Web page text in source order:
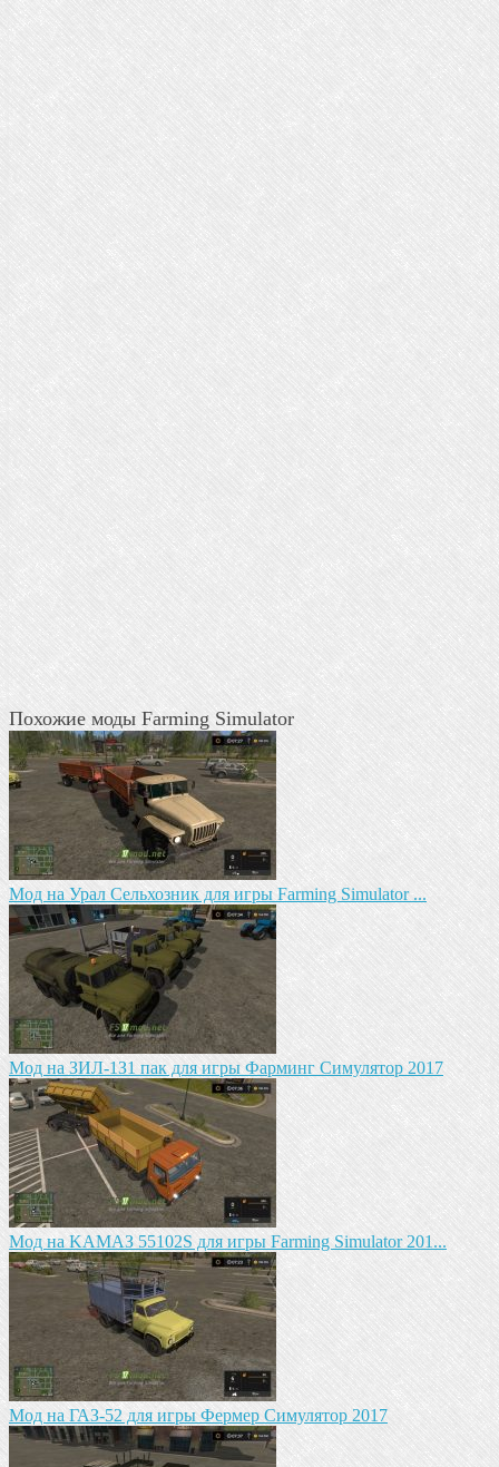
Похожие моды Farming Simulator
Мод на Урал Сельхозник для игры Farming Simulator ...
Mод на ЗИЛ-1З1 пак для игры Фарминг Симулятор 2017
Mод на KAМАЗ 55102S для игры Farming Simulator 201...
Мод на ГАЗ-52 для игры Фермер Симулятор 2017